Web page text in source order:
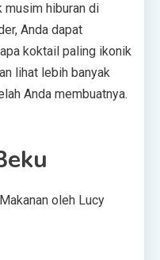
musim hiburan di
Anda dapat
koktail paling ikonik
lihat lebih banyak
Anda membuatnya.
oleh Lucy